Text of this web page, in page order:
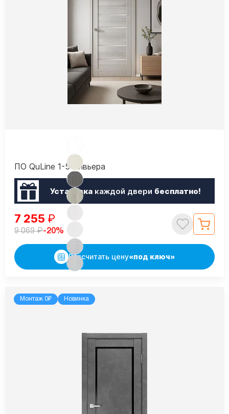
ПО QuLine 1-5 Ривьера
Установкакаждой двери бесплатно!
7 255 ₽
9 069₽-20%
Рассчитать цену«под ключ»
Монтаж 0₽ Новинка